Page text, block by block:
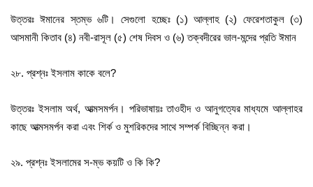
উত্তরঃ ঈমানের স্তম্ভ ৬টি। সেগুলো হচ্ছেঃ (১) আল্লাহ (২) ফেরেশতাকুল (৩)
আসমানী কিতাব (৪) নবী-রাসূল (৫) শেষ দিবস ও (৬) তক্বদীরের ভাল-মন্দের প্রতি ঈমান
২৮. প্রশ্নঃ ইসলাম কাকে বলে?
উত্তরঃ ইসলাম অর্থ, আত্মসমর্পন। পরিভাষায়ঃ তাওহীদ ও আনুগত্যের মাধ্যমে আল্লাহর
কাছে আত্মসমর্পন করা এবং শির্ক ও মুশরিকদের সাথে সম্পর্ক বিচ্ছিন্ন করা।
২৯. প্রশ্নঃ ইসলামের স-ম্ভ কয়টি ও কি কি?